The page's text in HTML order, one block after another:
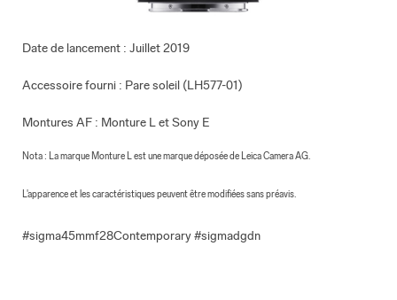
Date de lancement : Juillet 2019
Accessoire fourni : Pare soleil (LH577-01)
Montures AF : Monture L et Sony E
Nota : La marque Monture L est une marque déposée de Leica Camera AG.
L'apparence et les caractéristiques peuvent être modifiées sans préavis.
#sigma45mmf28Contemporary #sigmadgdn